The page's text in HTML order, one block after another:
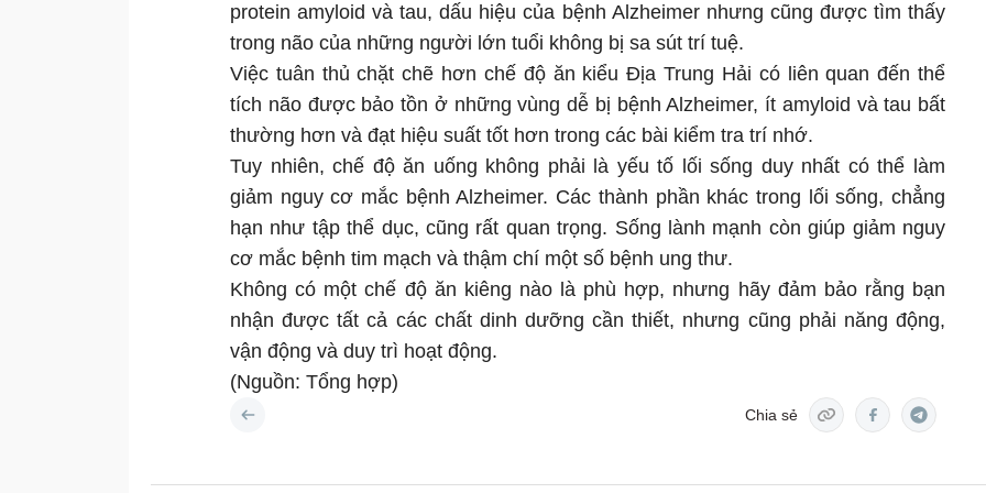
protein amyloid và tau, dấu hiệu của bệnh Alzheimer nhưng cũng được tìm thấy
trong não của những người lớn tuổi không bị sa sút trí tuệ.
Việc tuân thủ chặt chẽ hơn chế độ ăn kiểu Địa Trung Hải có liên quan đến thể
tích não được bảo tồn ở những vùng dễ bị bệnh Alzheimer, ít amyloid và tau bất
thường hơn và đạt hiệu suất tốt hơn trong các bài kiểm tra trí nhớ.
Tuy nhiên, chế độ ăn uống không phải là yếu tố lối sống duy nhất có thể làm
giảm nguy cơ mắc bệnh Alzheimer. Các thành phần khác trong lối sống, chẳng
hạn như tập thể dục, cũng rất quan trọng. Sống lành mạnh còn giúp giảm nguy
cơ mắc bệnh tim mạch và thậm chí một số bệnh ung thư.
Không có một chế độ ăn kiêng nào là phù hợp, nhưng hãy đảm bảo rằng bạn
nhận được tất cả các chất dinh dưỡng cần thiết, nhưng cũng phải năng động,
vận động và duy trì hoạt động.
(Nguồn: Tổng hợp)
Chia sẻ